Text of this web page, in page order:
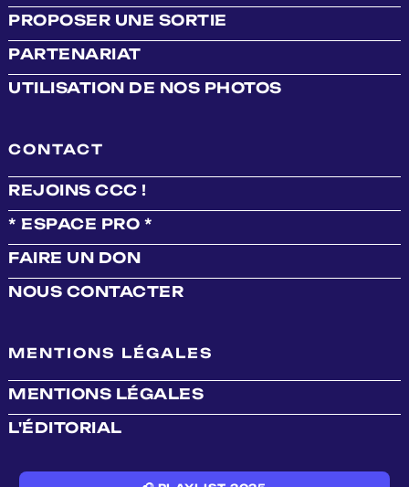
PROPOSER UNE SORTIE
PARTENARIAT
UTILISATION DE NOS PHOTOS
CONTACT
REJOINS CCC !
* ESPACE PRO *
FAIRE UN DON
NOUS CONTACTER
MENTIONS LÉGALES
MENTIONS LÉGALES
L'ÉDITORIAL